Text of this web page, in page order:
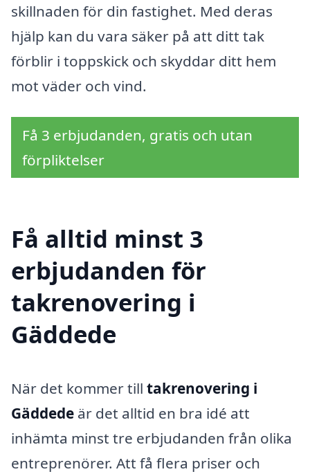
skillnaden för din fastighet. Med deras
hjälp kan du vara säker på att ditt tak
förblir i toppskick och skyddar ditt hem
mot väder och vind.
Få 3 erbjudanden, gratis och utan
förpliktelser
Få alltid minst 3
erbjudanden för
takrenovering i
Gäddede
När det kommer till takrenovering i
Gäddede är det alltid en bra idé att
inhämta minst tre erbjudanden från olika
entreprenörer. Att få flera priser och